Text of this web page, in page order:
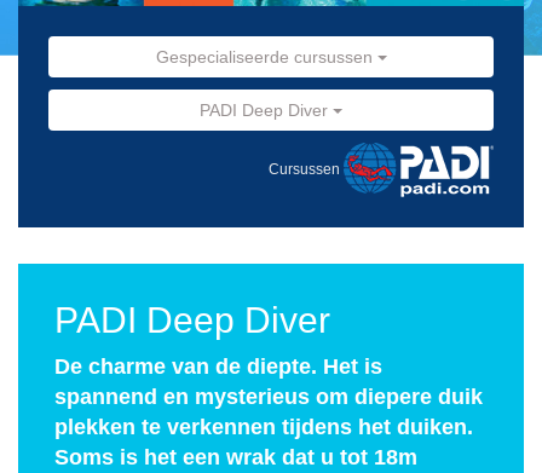
Gespecialiseerde cursussen
PADI Deep Diver
Cursussen
PADI Deep Diver
De charme van de diepte. Het is
spannend en mysterieus om diepere duik
plekken te verkennen tijdens het duiken.
Soms is het een wrak dat u tot 18m